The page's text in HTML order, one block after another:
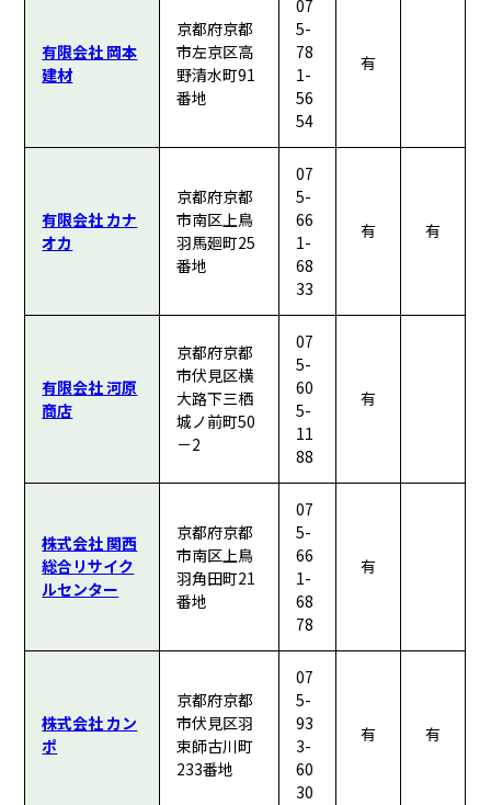
有限会社 岡本
建材
京都府京都
市左京区高
野清水町91
番地
07
5-
78
1-
56
54
有
有限会社 カナ
オカ
京都府京都
市南区上鳥
羽馬廻町25
番地
07
5-
66
1-
68
33
有 有
有限会社 河原
商店
京都府京都
市伏見区横
大路下三栖
城ノ前町50
－2
07
5-
60
5-
11
88
有
株式会社 関西
総合リサイク
ルセンター
京都府京都
市南区上鳥
羽角田町21
番地
07
5-
66
1-
68
78
有
株式会社 カン
ポ
京都府京都
市伏見区羽
束師古川町
233番地
07
5-
93
3-
60
30
有 有